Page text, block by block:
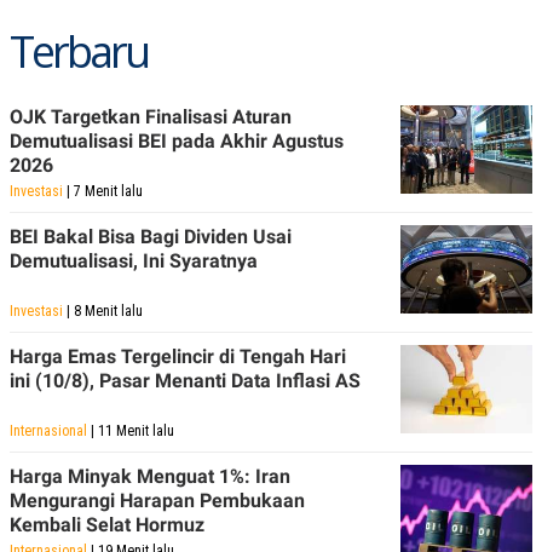
Terbaru
OJK Targetkan Finalisasi Aturan
Demutualisasi BEI pada Akhir Agustus
2026
Investasi | 7 Menit lalu
BEI Bakal Bisa Bagi Dividen Usai
Demutualisasi, Ini Syaratnya
Investasi | 8 Menit lalu
Harga Emas Tergelincir di Tengah Hari
ini (10/8), Pasar Menanti Data Inflasi AS
Internasional | 11 Menit lalu
Harga Minyak Menguat 1%: Iran
Mengurangi Harapan Pembukaan
Kembali Selat Hormuz